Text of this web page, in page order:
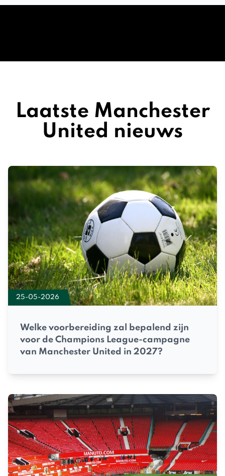
Laatste Manchester
United nieuws
25-05-2026
Welke voorbereiding zal bepalend zijn
voor de Champions League-campagne
van Manchester United in 2027?